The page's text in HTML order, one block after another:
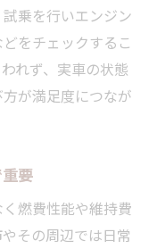
乗を行いエンジン
をチェックするこ
れず、実車の状態
が満足度につなが
要
燃費性能や維持費
その周辺では日常